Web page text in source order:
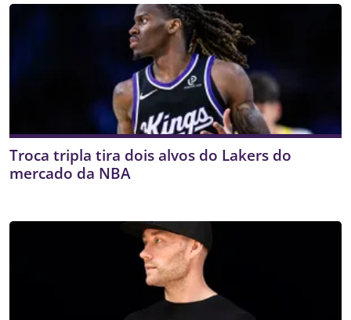
Troca tripla tira dois alvos do Lakers do
mercado da NBA